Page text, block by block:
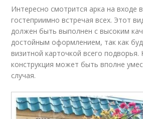
Интересно смотрится арка на входе
гостеприимно встречая всех. Этот
должен быть выполнен с высоким
достойным оформлением, так как
визитной карточкой всего подворья.
конструкция может быть вполне
случая.